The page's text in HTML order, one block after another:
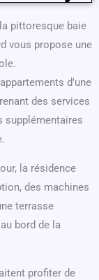
pittoresque baie
vous propose une
d'une
des services
supplémentaires
la résidence
des machines
terrasse
bord de la
profiter de